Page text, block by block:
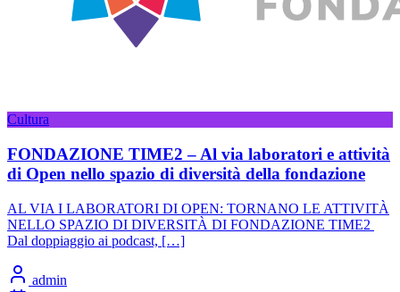
Cultura
FONDAZIONE TIME2 – Al via laboratori e attività
di Open nello spazio di diversità della fondazione
AL VIA I LABORATORI DI OPEN: TORNANO LE ATTIVITÀ
NELLO SPAZIO DI DIVERSITÀ DI FONDAZIONE TIME2
Dal doppiaggio ai podcast, […]
admin